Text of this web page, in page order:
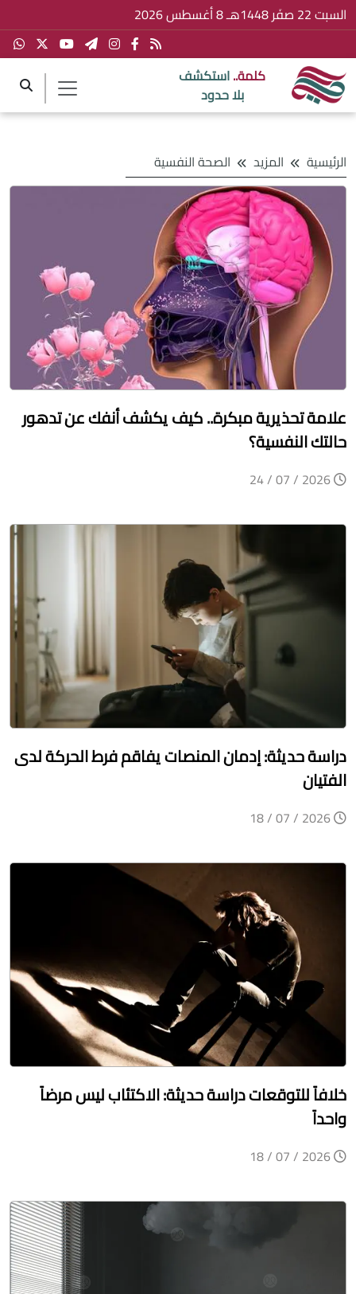
السبت 22 صفَر 1448هـ 8 أغسطس 2026
كلمة..استكشف
بلا حدود
الرئيسية المزيد الصحة النفسية
علامة تحذيرية مبكرة.. كيف يكشف أنفك عن تدهور
حالتك النفسية؟
دراسة حديثة: إدمان المنصات يفاقم فرط الحركة لدى
الفتيان
خلافاً للتوقعات دراسة حديثة: الاكتئاب ليس مرضاً
واحداً